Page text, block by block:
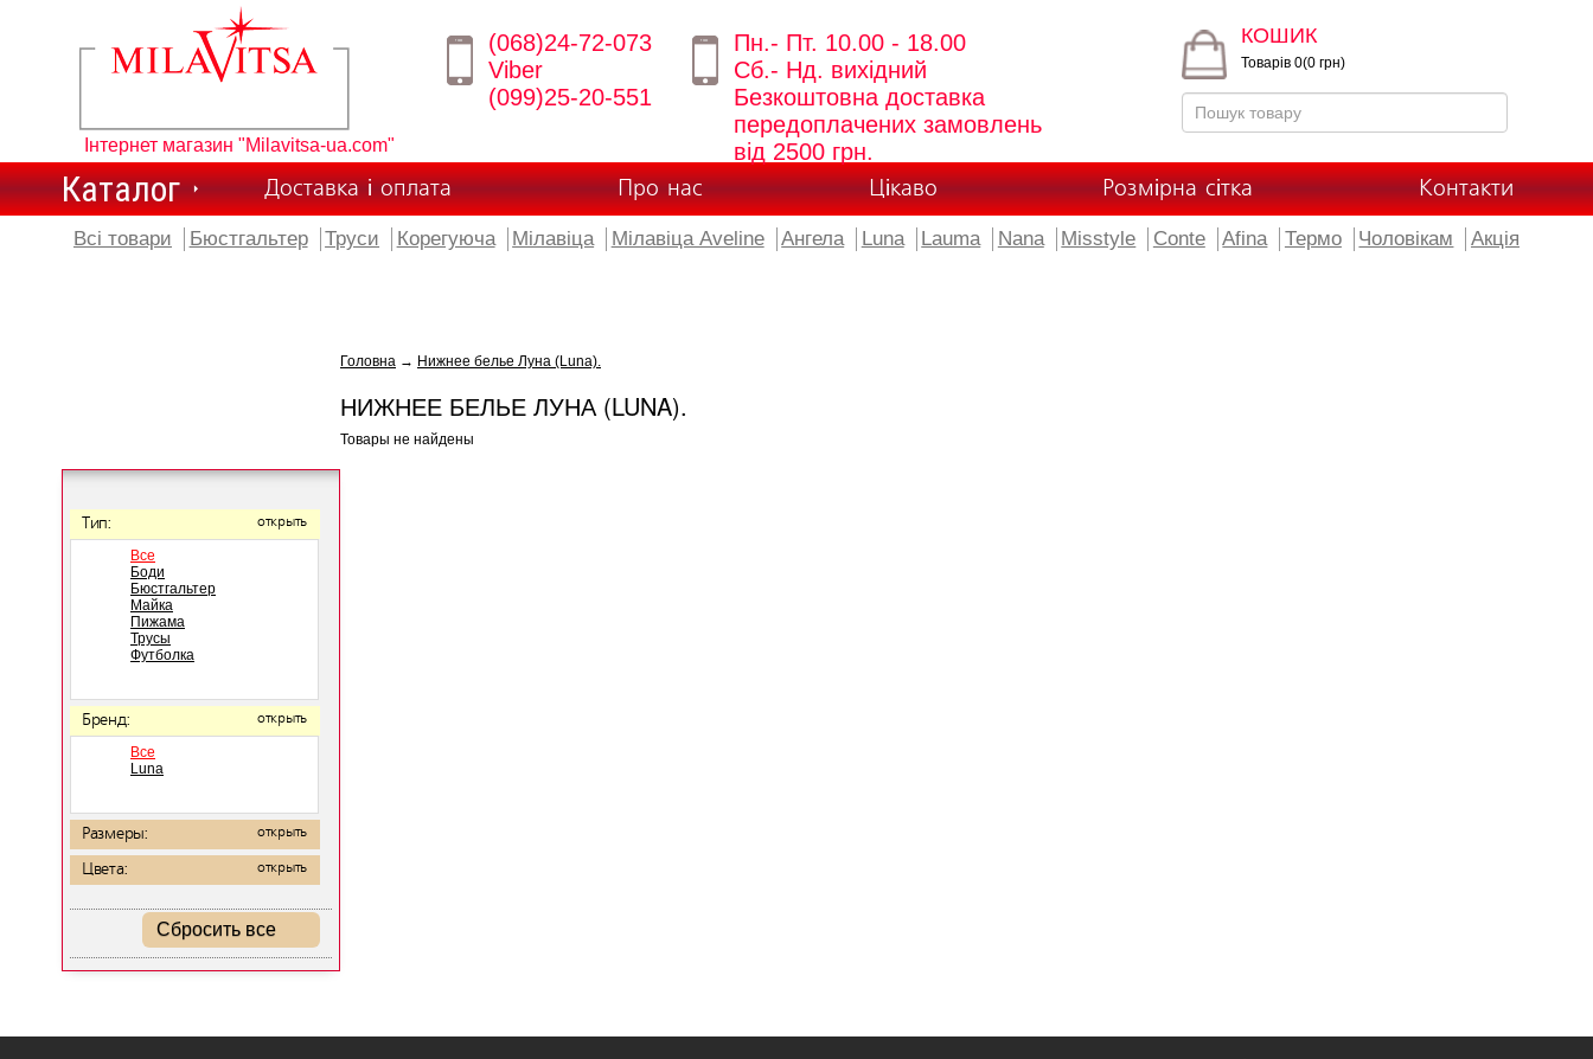
Інтернет магазин "Milavitsa-ua.com"
(068)24-72-073
Viber
(099)25-20-551
Пн.- Пт. 10.00 - 18.00
Сб.- Нд. вихідний
Безкоштовна доставка
передоплачених замовлень
від 2500 грн.
КОШИК
Товарів 0(0 грн)
Каталог Доставка і оплата Про нас Цікаво Розмірна сітка Контакти
Всі товари Бюстгальтер Труси Корегуюча Мілавіца Мілавіца Aveline Ангела Luna Lauma Nana Misstyle Conte Afina Термо Чоловікам Акція
Тип: открыть
Все
Боди
Бюстгальтер
Майка
Пижама
Трусы
Футболка
Бренд: открыть
Все
Luna
Размеры: открыть
Цвета: открыть
Сбросить все
Головна → Нижнее белье Луна (Luna).
НИЖНЕЕ БЕЛЬЕ ЛУНА (LUNA).
Товары не найдены